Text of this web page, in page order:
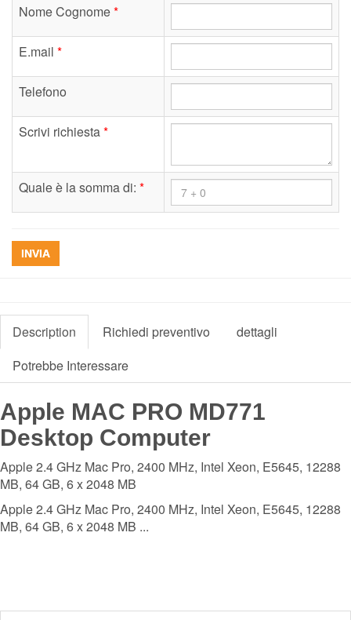
Nome Cognome*
E.mail *
Telefono
Scrivi richiesta*
Quale è la somma di: *
INVIA
Description Richiedi preventivo
dettagli
Potrebbe Interessare
Apple MAC PRO MD771
Desktop Computer
Apple 2.4 GHz Mac Pro, 2400 MHz, Intel Xeon, E5645, 12288
MB, 64 GB, 6 x 2048 MB
Apple 2.4 GHz Mac Pro, 2400 MHz, Intel Xeon, E5645, 12288
MB, 64 GB, 6 x 2048 MB ...